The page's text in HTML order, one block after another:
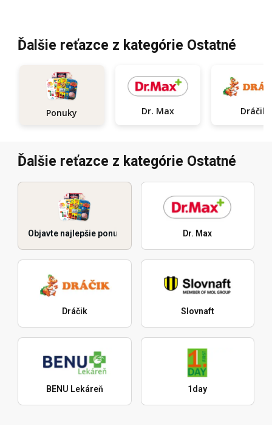
Ďalšie reťazce z kategórie Ostatné
Ponuky Dr. Max Dráčik
Ďalšie reťazce z kategórie Ostatné
Objavte najlepšie ponuky Dr. Max
Dráčik Slovnaft
BENU Lekáreň 1day